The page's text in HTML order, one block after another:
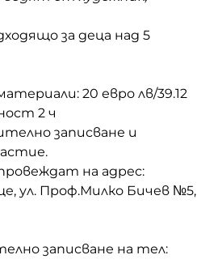
за деца над 5
20 евро лв/39.12
2 ч
записване и
на адрес:
ул. Проф.Милко Бичев №5,
записване на тел: